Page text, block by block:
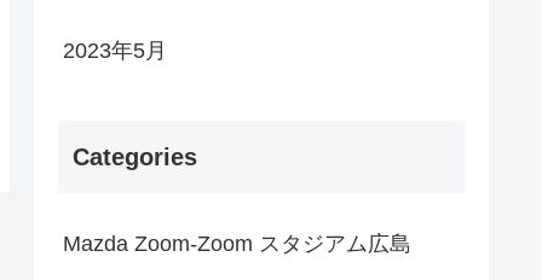
2023年5月
Categories
Mazda Zoom-Zoom スタジアム広島